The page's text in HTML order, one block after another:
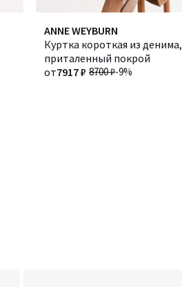
ANNE WEYBURN
Куртка короткая из денима,
приталенный покрой
8700 ₽-9%
от7917 ₽